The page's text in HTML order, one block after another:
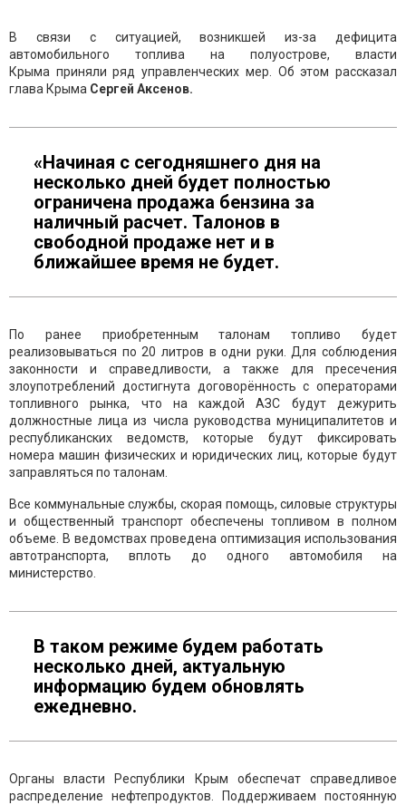
В связи с ситуацией, возникшей из-за дефицита
автомобильного топлива на полуострове, власти
Крыма приняли ряд управленческих мер. Об этом рассказал
глава Крыма Сергей Аксенов.
«Начиная с сегодняшнего дня на
несколько дней будет полностью
ограничена продажа бензина за
наличный расчет. Талонов в
свободной продаже нет и в
ближайшее время не будет.
По ранее приобретенным талонам топливо будет
реализовываться по 20 литров в одни руки. Для соблюдения
законности и справедливости, а также для пресечения
злоупотреблений достигнута договорённость с операторами
топливного рынка, что на каждой АЗС будут дежурить
должностные лица из числа руководства муниципалитетов и
республиканских ведомств, которые будут фиксировать
номера машин физических и юридических лиц, которые будут
заправляться по талонам.
Все коммунальные службы, скорая помощь, силовые структуры
и общественный транспорт обеспечены топливом в полном
объеме. В ведомствах проведена оптимизация использования
автотранспорта, вплоть до одного автомобиля на
министерство.
В таком режиме будем работать
несколько дней, актуальную
информацию будем обновлять
ежедневно.
Органы власти Республики Крым обеспечат справедливое
распределение нефтепродуктов. Поддерживаем постоянную